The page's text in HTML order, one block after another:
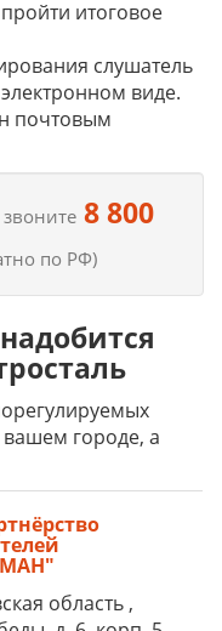
итоговое
слушатель
виде.
почтовым
8 800
по РФ)
городе, а
область ,